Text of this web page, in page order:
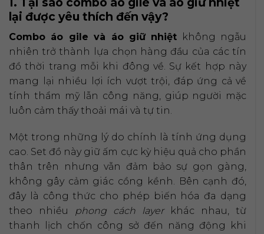
lại được yêu thích đến vậy?
Combo áo gile và áo giữ nhiệt không ngẫu
nhiên trở thành lựa chọn hàng đầu của các tín
đồ thời trang mỗi khi đông về. Sự kết hợp này
mang lại nhiều lợi ích vượt trội, đáp ứng cả về
tính thẩm mỹ lẫn công năng, giúp người mặc
luôn cảm thấy thoải mái và tự tin.
Một trong những lý do chính là tính ứng dụng
cao. Set đồ này giữ ấm cực kỳ hiệu quả cho phần
thân trên nhưng vẫn đảm bảo sự gọn gàng,
không gây cảm giác cồng kềnh. Bên cạnh đó,
đây là công thức cho phép biến hóa đa dạng
theo nhiều
phong cách layerkhác nhau, từ
thanh lịch chốn công sở đến năng động khi